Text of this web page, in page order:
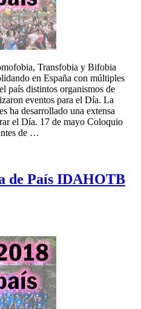
Transfobia y Bifobia
en España con múltiples
país distintos organismos de
eventos para el Día. La
ha desarrollado una extensa
el Día. 17 de mayo Coloquio
de …
de País IDAHOTB